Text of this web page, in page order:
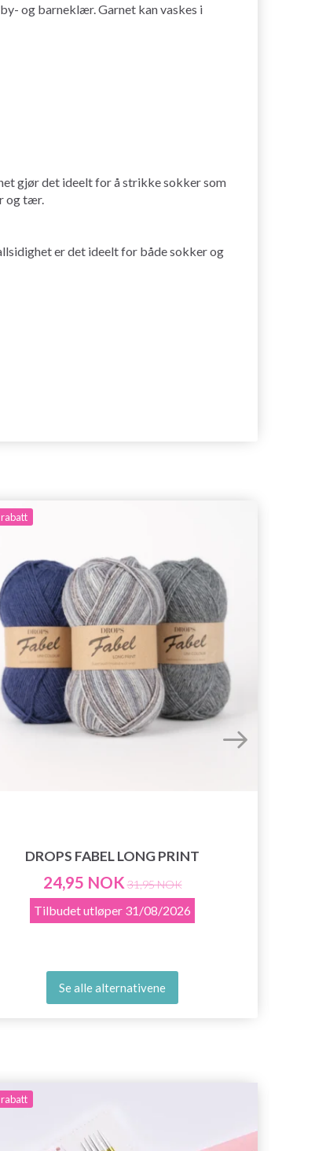
og barneklær. Garnet kan vaskes i
gjør det ideelt for å strikke sokker som
og tær.
er det ideelt for både sokker og
rabatt
DROPS FABEL LONG PRINT
24,95 NOK 31,95 NOK
Tilbudet utløper 31/08/2026
Se alle alternativene
rabatt